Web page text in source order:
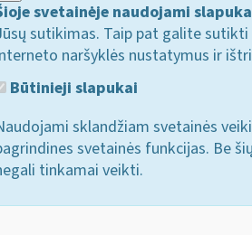
svetainėje naudojami
sutikimas. Taip pat galite
naršyklės nustatymus ir
Būtinieji slapukai
sklandžiam svetainės
svetainės funkcijas. Be
tinkamai veikti.